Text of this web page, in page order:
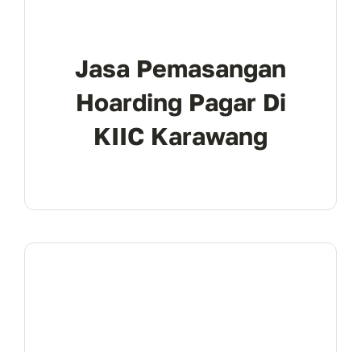
Jasa Pemasangan
Hoarding Pagar Di
KIIC Karawang